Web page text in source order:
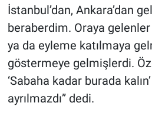
İstanbul’dan, Ankara’dan
beraberdim. Oraya
ya da eyleme katılmaya
göstermeye gelmişlerdi.
‘Sabaha kadar burada
ayrılmazdı” dedi.